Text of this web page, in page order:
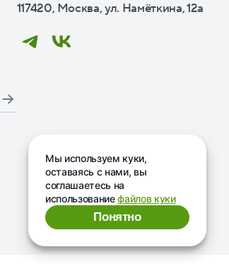
свое согласие на обработку моих
117420, Москва, ул. Намёткина, 12а
Мы используем куки,
оставаясь с нами, вы
соглашаетесь на
использованиефайлов куки
Понятно